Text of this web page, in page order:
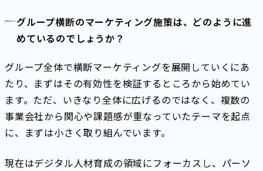
グループ横断のマーケティング施策は、どのように進
めているのでしょうか？
グループ全体で横断マーケティングを展開していくにあ
たり、まずはその有効性を検証するところから始めてい
ます。ただ、いきなり全体に広げるのではなく、複数の
事業会社から関心や課題感が重なっていたテーマを起点
に、まずは小さく取り組んでいます。
現在はデジタル人材育成の領域にフォーカスし、パーソ